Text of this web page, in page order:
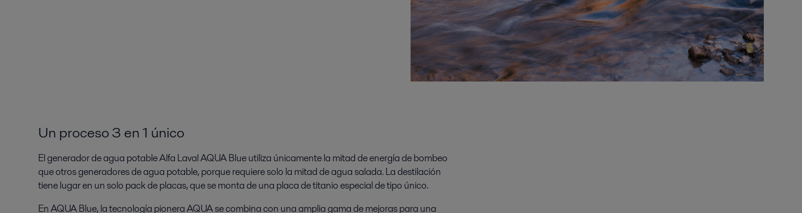
Un proceso 3 en 1 único
El generador de agua potable Alfa Laval AQUA Blue utiliza únicamente la mitad de energía de bombeo
que otros generadores de agua potable, porque requiere solo la mitad de agua salada. La destilación
tiene lugar en un solo pack de placas, que se monta de una placa de titanio especial de tipo único.
En AQUA Blue, la tecnología pionera AQUA se combina con una amplia gama de mejoras para una